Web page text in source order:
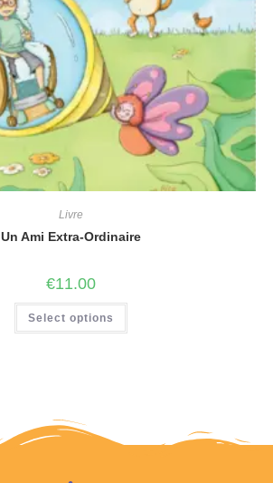
Livre
Un Ami Extra-Ordinaire
€11.00
Select options